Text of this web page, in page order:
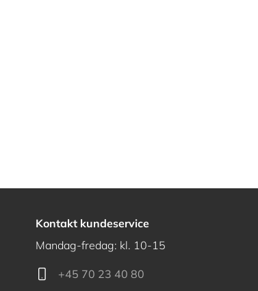
Kontakt kundeservice
Mandag-fredag: kl. 10-15
+45 70 23 40 80